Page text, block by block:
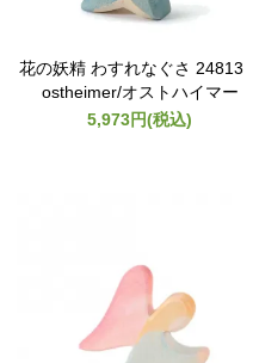
花の妖精 わすれなぐさ 24813
ostheimer/オストハイマー
5,973円(税込)